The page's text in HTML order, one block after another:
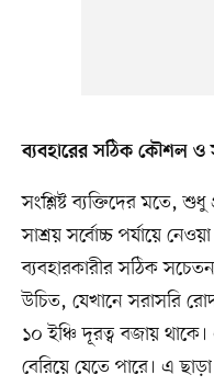
ব্যবহারের সঠিক কৌশল ও
সংশ্লিষ্ট ব্যক্তিদের মতে,
সাশ্রয় সর্বোচ্চ পর্যায়ে
ব্যবহারকারীর সঠিক
উচিত, যেখানে সরাসরি
১০ ইঞ্চি দূরত্ব বজায়
বেরিয়ে যেতে পারে। এ